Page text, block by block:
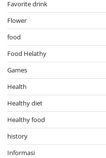
Favorite drink
Flower
food
Food Helathy
Games
Health
Healthy diet
Healthy food
history
Informasi